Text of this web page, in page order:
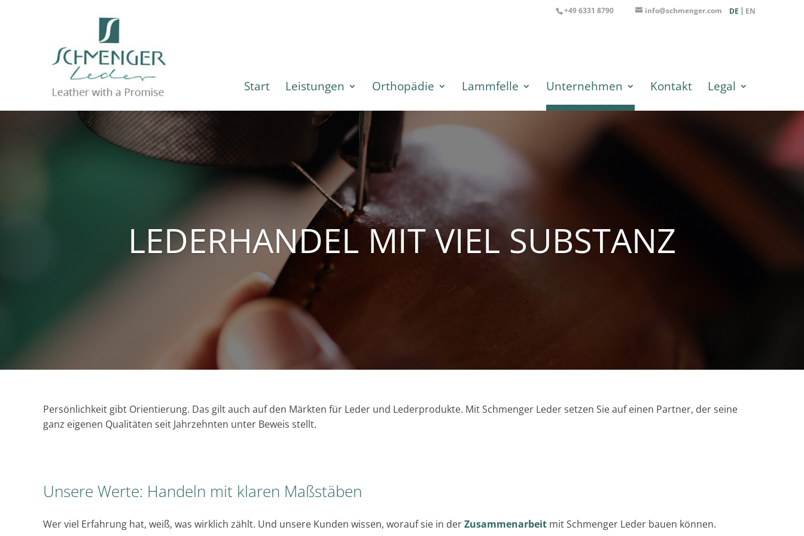
+49 6331 8790 info@schmenger.com DE EN
Start Leistungen Orthopädie Lammfelle Unternehmen Kontakt Legal
LEDERHANDEL MIT VIEL SUBSTANZ
Persönlichkeit gibt Orientierung. Das gilt auch auf den Märkten für Leder und Lederprodukte. Mit Schmenger Leder setzen Sie auf einen Partner, der seine
ganz eigenen Qualitäten seit Jahrzehnten unter Beweis stellt.
Unsere Werte: Handeln mit klaren Maßstäben
Wer viel Erfahrung hat, weiß, was wirklich zählt. Und unsere Kunden wissen, worauf sie in derZusammenarbeit mit Schmenger Leder bauen können.